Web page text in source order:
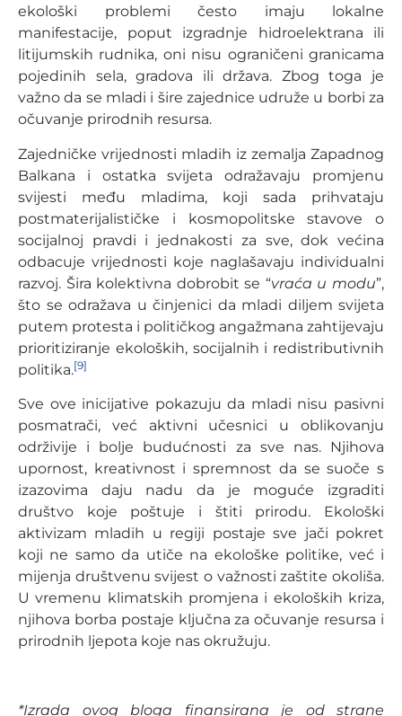
ekološki problemi često imaju lokalne
manifestacije, poput izgradnje hidroelektrana ili
litijumskih rudnika, oni nisu ograničeni granicama
pojedinih sela, gradova ili država. Zbog toga je
važno da se mladi i šire zajednice udruže u borbi za
očuvanje prirodnih resursa.
Zajedničke vrijednosti mladih iz zemalja Zapadnog
Balkana i ostatka svijeta odražavaju promjenu
svijesti među mladima, koji sada prihvataju
postmaterijalističke i kosmopolitske stavove o
socijalnoj pravdi i jednakosti za sve, dok većina
odbacuje vrijednosti koje naglašavaju individualni
razvoj. Šira kolektivna dobrobit se “vraća u modu”,
što se odražava u činjenici da mladi diljem svijeta
putem protesta i političkog angažmana zahtijevaju
prioritiziranje ekoloških, socijalnih i redistributivnih
politika.[9]
Sve ove inicijative pokazuju da mladi nisu pasivni
posmatrači, već aktivni učesnici u oblikovanju
održivije i bolje budućnosti za sve nas. Njihova
upornost, kreativnost i spremnost da se suoče s
izazovima daju nadu da je moguće izgraditi
društvo koje poštuje i štiti prirodu. Ekološki
aktivizam mladih u regiji postaje sve jači pokret
koji ne samo da utiče na ekološke politike, već i
mijenja društvenu svijest o važnosti zaštite okoliša.
U vremenu klimatskih promjena i ekoloških kriza,
njihova borba postaje ključna za očuvanje resursa i
prirodnih ljepota koje nas okružuju.
*Izrada ovog bloga finansirana je od strane